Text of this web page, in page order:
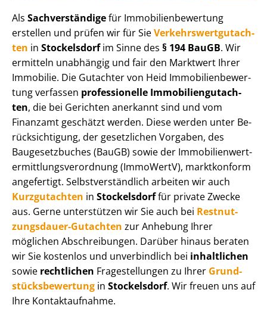
Als Sachverständigefür Im­mo­bi­li­en­be­wer­tung
erstellen und prüfen wir für SieVer­kehrs­wert­gut­ach­
ten in Stockelsdorfim Sinne des § 194 BauGB. Wir
ermitteln unabhängig und fair den Marktwert Ihrer
Immobilie. Die Gutachter von Heid Im­mo­bi­li­en­be­wer­
tung verfassen professionelle Im­mo­bi­li­en­gut­ach­
ten, die bei Gerichten anerkannt sind und vom
Finanzamt geschätzt werden. Diese werden unter Be­
rück­sich­ti­gung, der gesetzlichen Vorgaben, des
Baugesetzbuches (BauGB) sowie der Im­mo­bi­li­en­wert­
ermitt­lungs­ver­ord­nung (ImmoWertV), marktkonform
angefertigt. Selbst­ver­ständ­lich arbeiten wir auch
Kurzgutachten in Stockelsdorffür private Zwecke
aus. Gerne unterstützen wir Sie auch bei Rest­nut­
zungs­dau­er-Gutachten zur Anhebung Ihrer
möglichen Abschreibungen. Darüber hinaus beraten
wir Sie kostenlos und unverbindlich bei inhaltlichen
sowie rechtlichen Fragestellungen zu Ihrer Grund­
stücks­be­wer­tung in Stockelsdorf. Wir freuen uns auf
Ihre Kontaktaufnahme.